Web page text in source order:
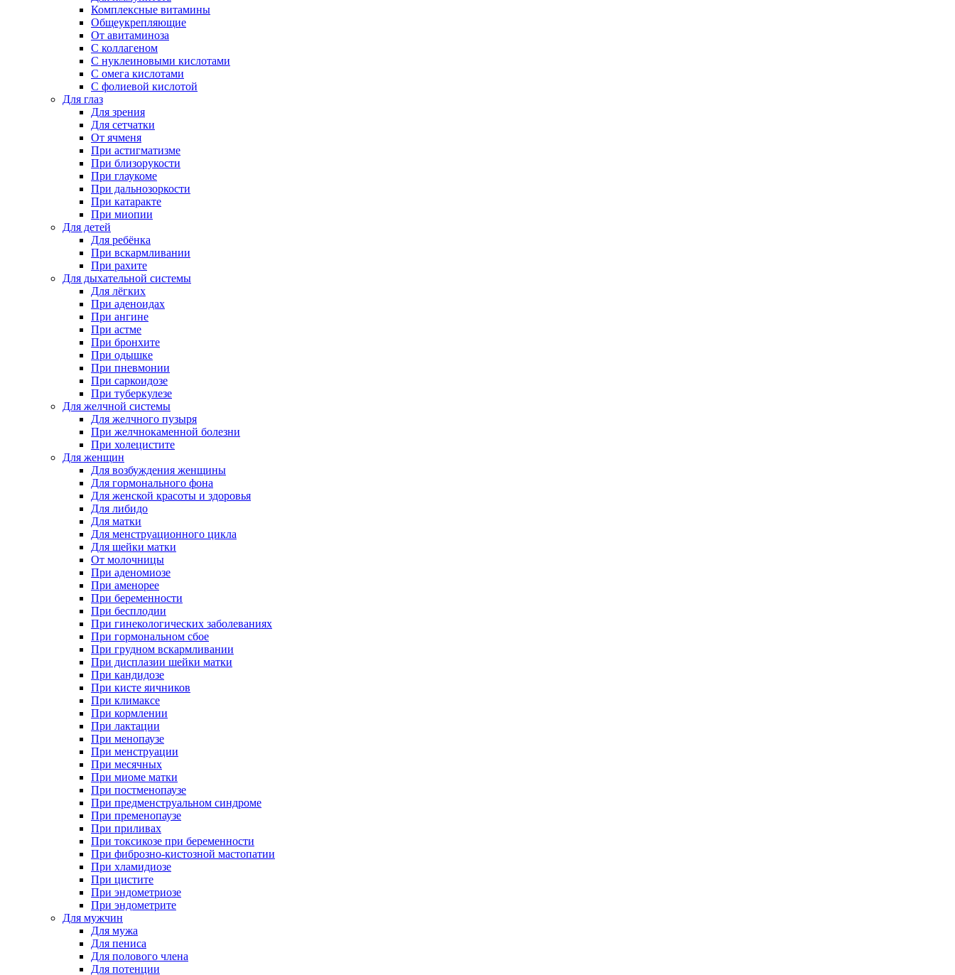
Комплексные витамины
Общеукрепляющие
От авитаминоза
С коллагеном
С нуклеиновыми кислотами
С омега кислотами
С фолиевой кислотой
Для глаз
Для зрения
Для сетчатки
От ячменя
При астигматизме
При близорукости
При глаукоме
При дальнозоркости
При катаракте
При миопии
Для детей
Для ребёнка
При вскармливании
При рахите
Для дыхательной системы
Для лёгких
При аденоидах
При ангине
При астме
При бронхите
При одышке
При пневмонии
При саркоидозе
При туберкулезе
Для желчной системы
Для желчного пузыря
При желчнокаменной болезни
При холецистите
Для женщин
Для возбуждения женщины
Для гормонального фона
Для женской красоты и здоровья
Для либидо
Для матки
Для менструационного цикла
Для шейки матки
От молочницы
При аденомиозе
При аменорее
При беременности
При бесплодии
При гинекологических заболеваниях
При гормональном сбое
При грудном вскармливании
При дисплазии шейки матки
При кандидозе
При кисте яичников
При климаксе
При кормлении
При лактации
При менопаузе
При менструации
При месячных
При миоме матки
При постменопаузе
При предменструальном синдроме
При пременопаузе
При приливах
При токсикозе при беременности
При фиброзно-кистозной мастопатии
При хламидиозе
При цистите
При эндометриозе
При эндометрите
Для мужчин
Для мужа
Для пениса
Для полового члена
Для потенции